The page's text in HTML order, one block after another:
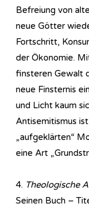
Befreiung von
neue Götter
Fortschritt,
der Ökonomie.
finsteren Gewalt
neue Finsternis
und Licht kaum
Antisemitismus
„aufgeklärten“
eine Art
4. Theologische
Seinen Buch –